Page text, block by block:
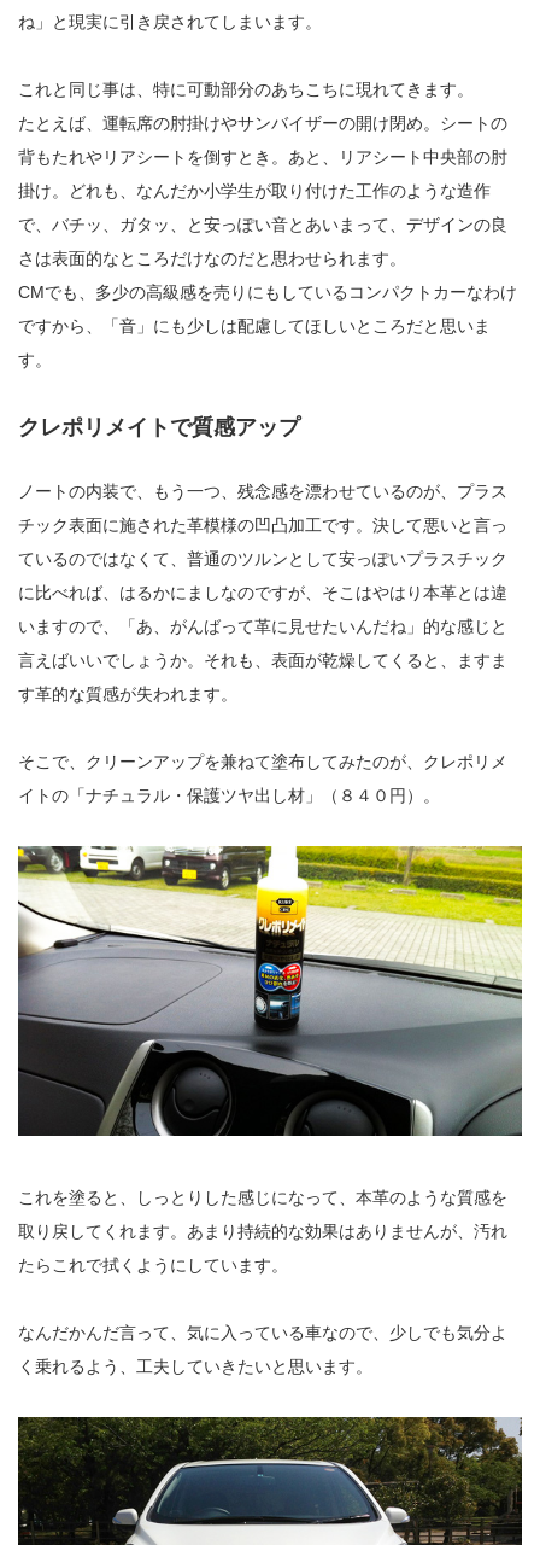
ね」と現実に引き戻されてしまいます。
これと同じ事は、特に可動部分のあちこちに現れてきます。
たとえば、運転席の肘掛けやサンバイザーの開け閉め。シートの
背もたれやリアシートを倒すとき。あと、リアシート中央部の肘
掛け。どれも、なんだか小学生が取り付けた工作のような造作
で、バチッ、ガタッ、と安っぽい音とあいまって、デザインの良
さは表面的なところだけなのだと思わせられます。
CMでも、多少の高級感を売りにもしているコンパクトカーなわけ
ですから、「音」にも少しは配慮してほしいところだと思いま
す。
クレポリメイトで質感アップ
ノートの内装で、もう一つ、残念感を漂わせているのが、プラス
チック表面に施された革模様の凹凸加工です。決して悪いと言っ
ているのではなくて、普通のツルンとして安っぽいプラスチック
に比べれば、はるかにましなのですが、そこはやはり本革とは違
いますので、「あ、がんばって革に見せたいんだね」的な感じと
言えばいいでしょうか。それも、表面が乾燥してくると、ますま
す革的な質感が失われます。
そこで、クリーンアップを兼ねて塗布してみたのが、クレポリメ
イトの「ナチュラル・保護ツヤ出し材」（８４０円）。
これを塗ると、しっとりした感じになって、本革のような質感を
取り戻してくれます。あまり持続的な効果はありませんが、汚れ
たらこれで拭くようにしています。
なんだかんだ言って、気に入っている車なので、少しでも気分よ
く乗れるよう、工夫していきたいと思います。